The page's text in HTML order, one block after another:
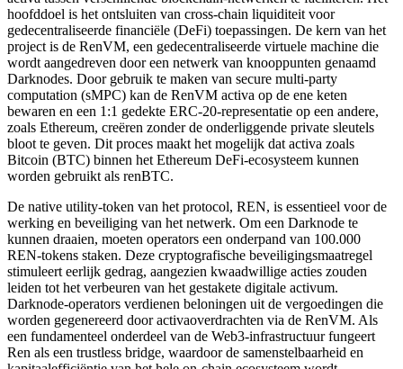
hoofddoel is het ontsluiten van cross-chain liquiditeit voor
gedecentraliseerde financiële (DeFi) toepassingen. De kern van het
project is de RenVM, een gedecentraliseerde virtuele machine die
wordt aangedreven door een netwerk van knooppunten genaamd
Darknodes. Door gebruik te maken van secure multi-party
computation (sMPC) kan de RenVM activa op de ene keten
bewaren en een 1:1 gedekte ERC-20-representatie op een andere,
zoals Ethereum, creëren zonder de onderliggende private sleutels
bloot te geven. Dit proces maakt het mogelijk dat activa zoals
Bitcoin (BTC) binnen het Ethereum DeFi-ecosysteem kunnen
worden gebruikt als renBTC.
De native utility-token van het protocol, REN, is essentieel voor de
werking en beveiliging van het netwerk. Om een Darknode te
kunnen draaien, moeten operators een onderpand van 100.000
REN-tokens staken. Deze cryptografische beveiligingsmaatregel
stimuleert eerlijk gedrag, aangezien kwaadwillige acties zouden
leiden tot het verbeuren van het gestakete digitale activum.
Darknode-operators verdienen beloningen uit de vergoedingen die
worden gegenereerd door activaoverdrachten via de RenVM. Als
een fundamenteel onderdeel van de Web3-infrastructuur fungeert
Ren als een trustless bridge, waardoor de samenstelbaarheid en